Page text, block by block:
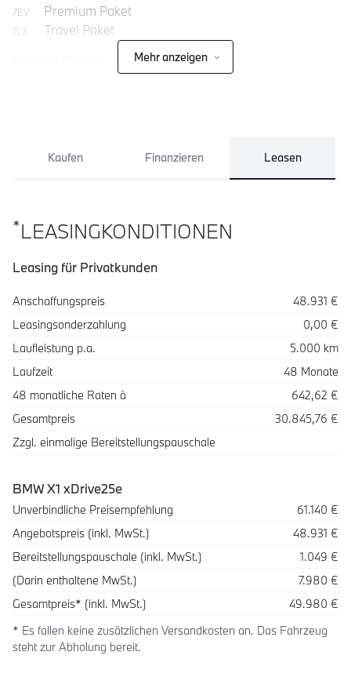
7EV Premium Paket
7LK
Travel Paket
Mehr anzeigen
Kaufen Finanzieren Leasen
*LEASINGKONDITIONEN
Leasing für Privatkunden
SpezifikationWert
Anschaffungspreis
48.931 €
Leasingsonderzahlung
0,00 €
Laufleistung p.a.
5.000 km
Laufzeit
48 Monate
48 monatliche Raten à
642,62 €
Gesamtpreis
30.845,76 €
Zzgl. einmalige Bereitstellungspauschale
BMW X1 xDrive25e
Beschreibung Betrag
Unverbindliche Preisempfehlung
61.140 €
Angebotspreis (inkl. MwSt.)
48.931 €
Bereitstellungspauschale (inkl. MwSt.)
1.049 €
(Darin enthaltene MwSt.)
7.980 €
Gesamtpreis* (inkl. MwSt.)
49.980 €
* Es fallen keine zusätzlichen Versandkosten an. Das Fahrzeug
steht zur Abholung bereit.